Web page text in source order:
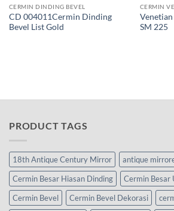
CERMIN DINDING BEVEL
CD 004011Cermin Dinding
Bevel List Gold
CERMIN
SM 225
PRODUCT TAGS
18th Antique Century Mirror
antique
Cermin Besar Hiasan Dinding
Cermin Besar
Cermin Bevel
Cermin Bevel Dekorasi